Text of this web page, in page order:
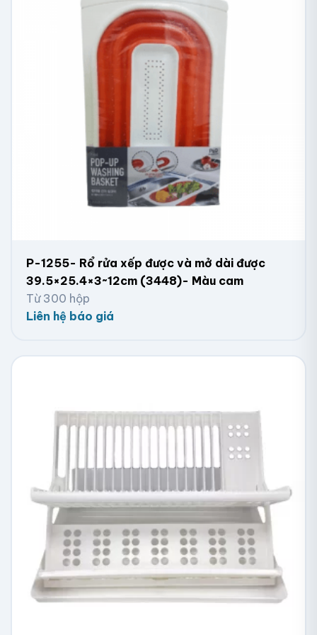
P-1255- Rổ rửa xếp được và mở dài được
39.5×25.4×3~12cm (3448)- Màu cam
Từ 300 hộp
Liên hệ báo giá